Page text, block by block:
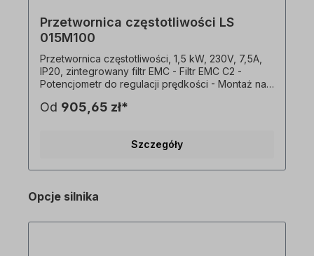
Przetwornica częstotliwości LS
015M100
Przetwornica częstotliwości, 1,5 kW, 230V, 7,5A,
IP20, zintegrowany filtr EMC - Filtr EMC C2 -
Potencjometr do regulacji prędkości - Montaż na
montażu obok siebie (odległość między
10V), 1x AO (0-10V) - Czoper hamowania dla
przez 1 min.5kW i 2,2kW - Zdolność
Programowanie za pomocą oprogramowania
M100 (tylko wersja Advanced! Wersja
Od 905,65 zł*
Szczegóły
Opcje silnika